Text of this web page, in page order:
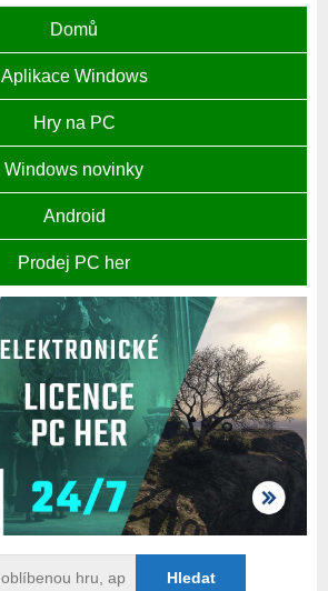
Domů
Aplikace Windows
Hry na PC
Windows novinky
Android
Prodej PC her